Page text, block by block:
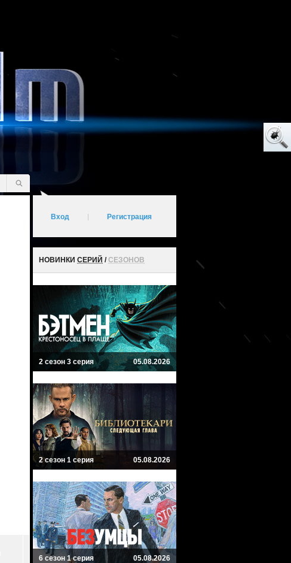
Вход Регистрация
НОВИНКИ СЕРИЙ /СЕЗОНОВ
2 сезон 3 серия 05.08.2026
2 сезон 1 серия 05.08.2026
6 сезон 1 серия 05.08.2026